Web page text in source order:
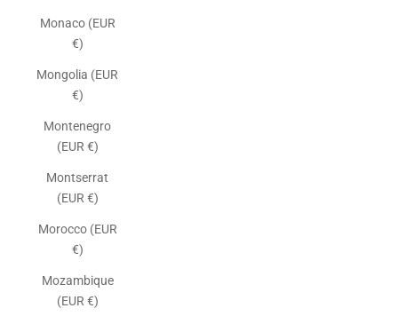
Monaco (EUR
€)
Mongolia (EUR
€)
Montenegro
(EUR €)
Montserrat
(EUR €)
Morocco (EUR
€)
Mozambique
(EUR €)